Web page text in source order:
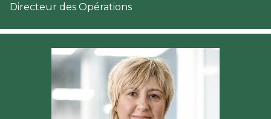
Directeur des Opérations